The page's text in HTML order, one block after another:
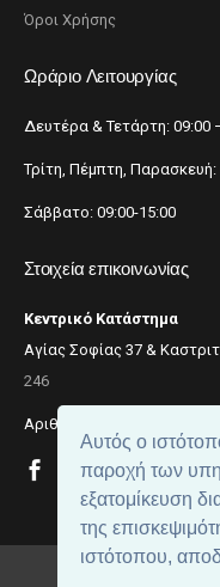
Αυτός ο
παροχή των
εξατομίκευση
της
ιστότοπου,
Όροι Χρήσης
Ωράριο Λειτουργίας
Δευτέρα & Τετάρτη: 09:00
Τρίτη, Πέμπτη, Παρασκευή:
Σάββατο: 09:00-15:00
Στοιχεία επικοινωνίας
Κεντρικό Κατάστημα
Αγίας Σοφίας 37 &
246
Αριθμός ΓΕΜΗ: